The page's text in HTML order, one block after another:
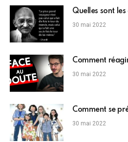
Quelles sont
30 mai 2022
Comment
30 mai 2022
Comment se
30 mai 2022